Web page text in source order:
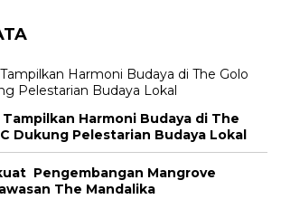
Harmoni Budaya di The
Dukung Pelestarian Budaya Lokal
Pengembangan Mangrove
The Mandalika